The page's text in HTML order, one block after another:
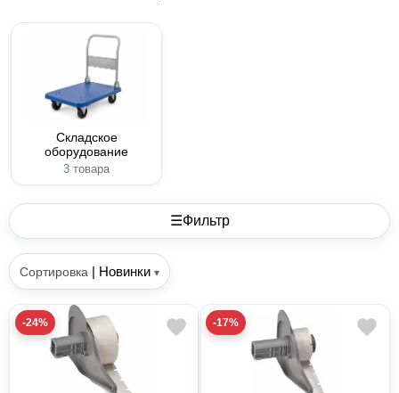
Складское
оборудование
3 товара
☰Фильтр
Сортировка | Новинки ▾
-24% -17%